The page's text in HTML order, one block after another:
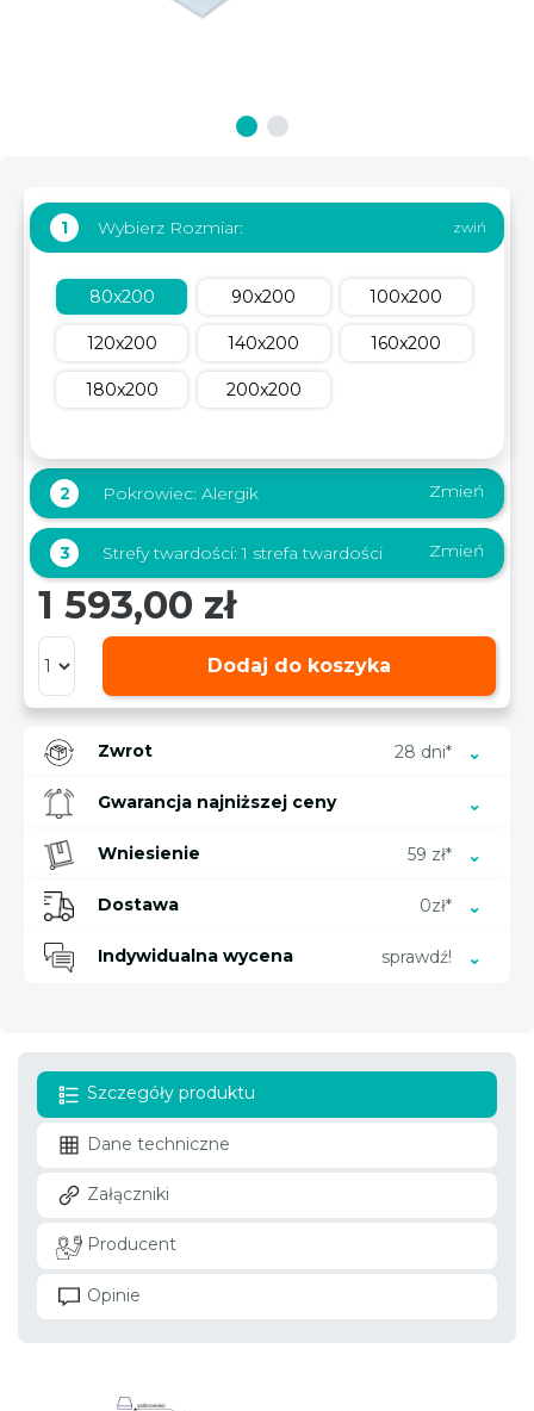
1 Wybierz Rozmiar:
80x200 90x200 100x200
120x200 140x200 160x200
180x200 200x200
2 Pokrowiec: Alergik Zmień
3 Strefy twardości:1 strefa twardości Zmień
1 593,00 zł
Dodaj do koszyka
Zwrot 28 dni*
Gwarancja najniższej ceny
Wniesienie 59 zł*
Dostawa 0zł*
Indywidualna wycena sprawdź!
Szczegóły produktu
Dane techniczne
Załączniki
Producent
Opinie